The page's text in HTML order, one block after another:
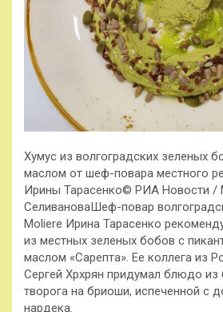
Хумус из волгоградских зеленых
маслом от шеф-повара местного
Ирины Тарасенко© РИА Новости /
СеливановаШеф-повар
Moliere Ирина Тарасенко
из местных зеленых бобов с
маслом «Сарепта». Ее коллега из
Сергей Хрхрян придумал блюдо из
творога на бриоши, испеченной с
нардека.